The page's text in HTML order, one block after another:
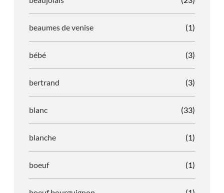
beaumes de venise (1)
bébé (3)
bertrand (3)
blanc (33)
blanche (1)
boeuf (1)